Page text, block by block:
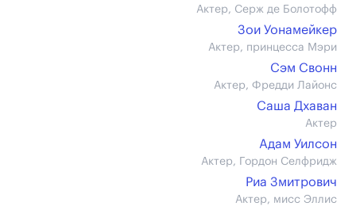
Актер, Серж де Болотофф
Зои Уонамейкер
Актер, принцесса Мэри
Сэм Свонн
Актер, Фредди Лайонс
Саша Дхаван
Актер
Адам Уилсон
Актер, Гордон Селфридж
Риа Змитрович
Актер, мисс Эллис